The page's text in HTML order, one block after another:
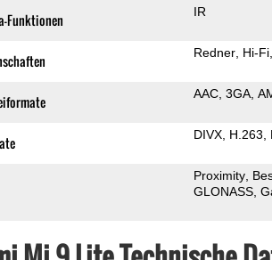
Funktionen IR
Redner Hi-Fi
AAC 3GA
DIVX H.263
Proximity
GLONASS